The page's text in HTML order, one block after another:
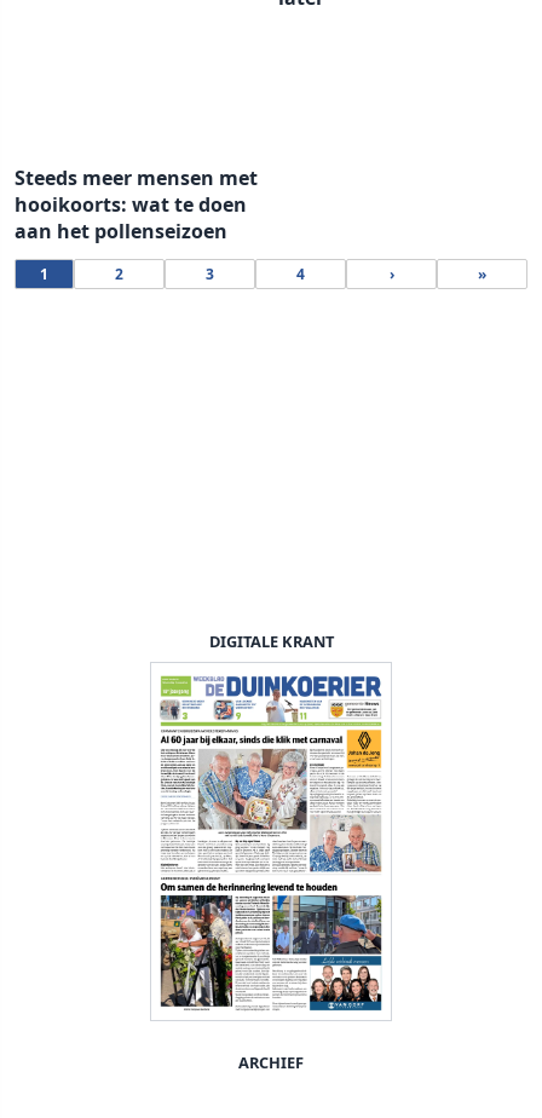
Steeds meer mensen met
hooikoorts: wat te doen
aan het pollenseizoen
1 2 3 4 › »
DIGITALE KRANT
ARCHIEF